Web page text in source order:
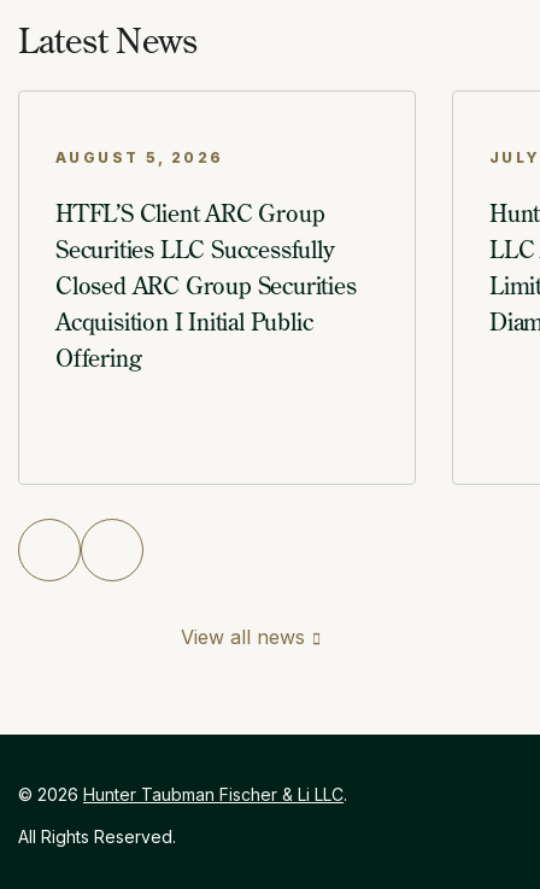
Latest News
AUGUST 5, 2026
HTFL’S Client ARC Group
Securities LLC Successfully
Closed ARC Group Securities
Acquisition I Initial Public
Offering
LLC
View all news
© 2026 Hunter Taubman Fischer & Li LLC.
All Rights Reserved.